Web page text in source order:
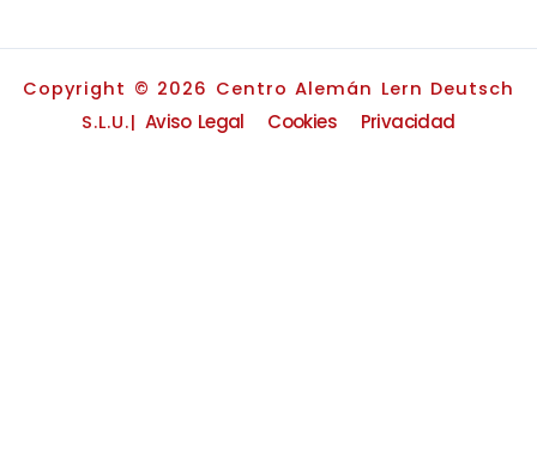
Copyright © 2026 Centro Alemán Lern Deutsch
S.L.U.| Aviso Legal Cookies Privacidad